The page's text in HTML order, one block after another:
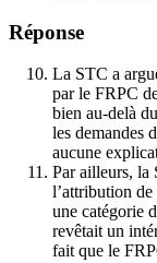
Réponse
La STC a
par le FRPC
bien au-delà
les demandes
aucune
Par ailleurs, la
l’attribution
une catégorie
revêtait un
fait que le